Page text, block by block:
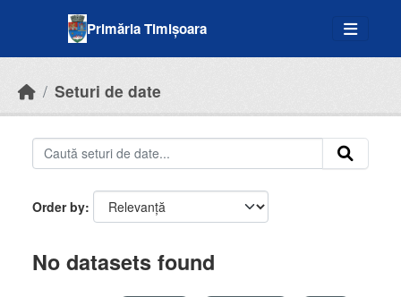
Primăria Timișoara
Seturi de date
Order by
No datasets found